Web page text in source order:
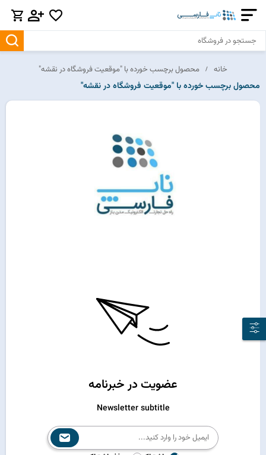
خانه محصول برچسب خورده با "موقعیت فروشگاه در نقشه"
محصول برچسب خورده با "موقعیت فروشگاه در نقشه"
عضویت در خبرنامه
Newsletter subtitle